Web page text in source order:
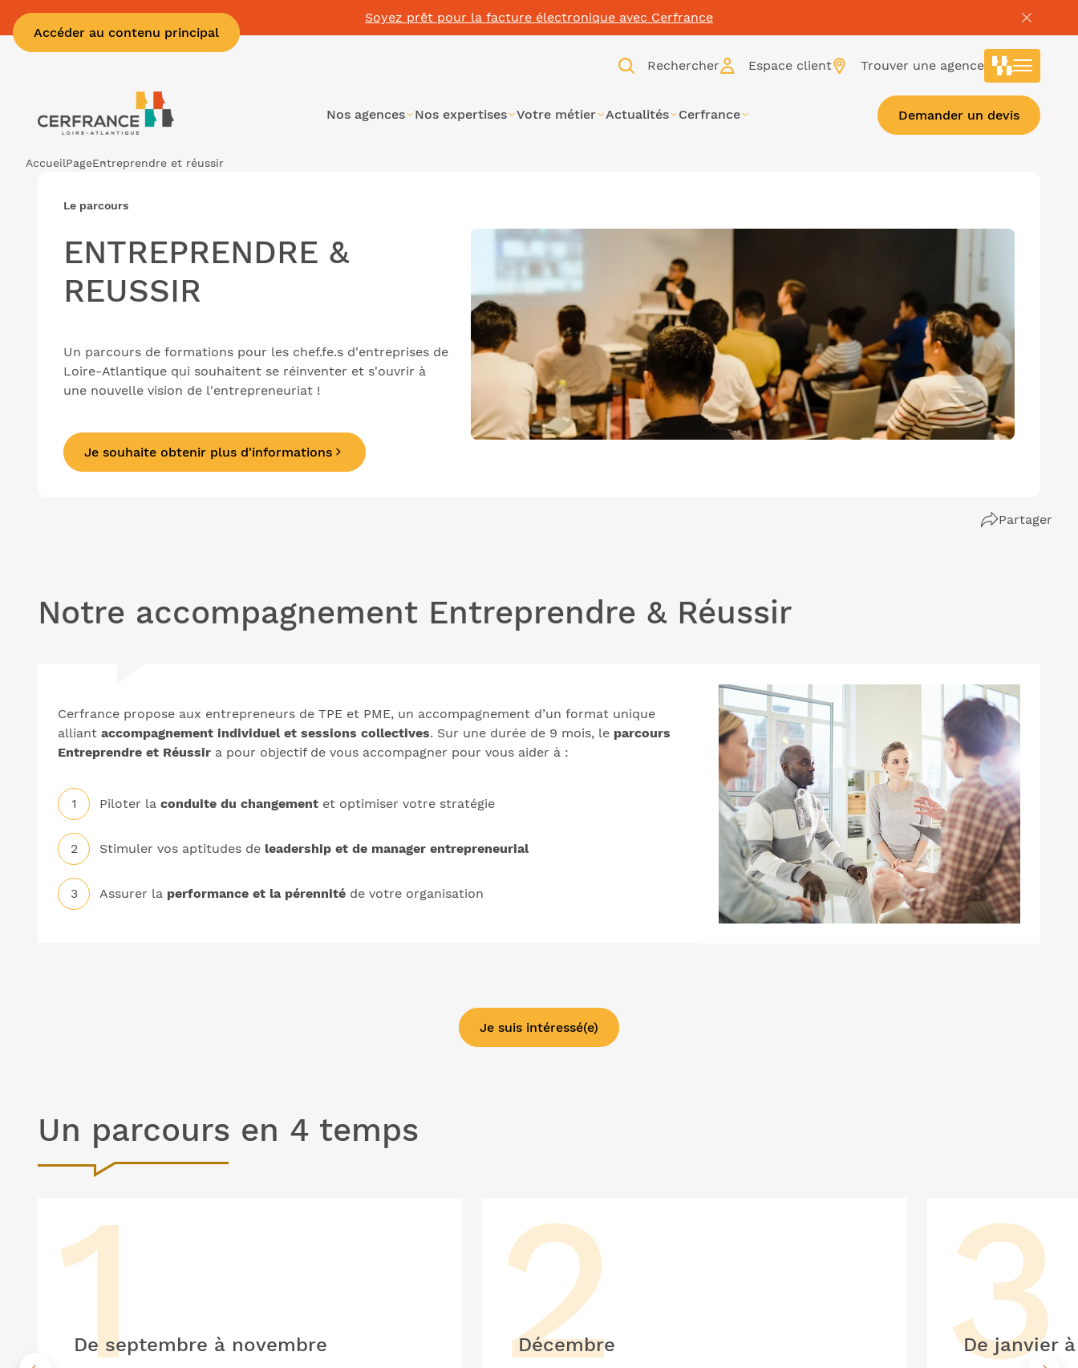
Accéder au contenu principal
Soyez prêt pour la facture électronique avec Cerfrance
Rechercher Espace client Trouver une agence
Nos agences Nos expertises Votre métier Actualités Cerfrance Demander un devis
AccueilPageEntreprendre et réussir
Le parcours
ENTREPRENDRE &
REUSSIR
Un parcours de formations pour les chef.fe.s d'entreprises de
Loire-Atlantique qui souhaitent se réinventer et s'ouvrir à
une nouvelle vision de l'entrepreneuriat !
Je souhaite obtenir plus d'informations
Partager
Notre accompagnement Entreprendre & Réussir
Cerfrance propose aux entrepreneurs de TPE et PME, un accompagnement d’un format unique
alliantaccompagnement individuel et sessions collectives. Sur une durée de 9 mois, le parcours
Entreprendre et Réussir a pour objectif de vous accompagner pour vous aider à :
Piloter laconduite du changement et optimiser votre stratégie
Stimuler vos aptitudes de leadership et de manager entrepreneurial
Assurer la performance et la pérennité de votre organisation
Je suis intéressé(e)
Un parcours en 4 temps
De septembre à novembre
Décembre
De janvier